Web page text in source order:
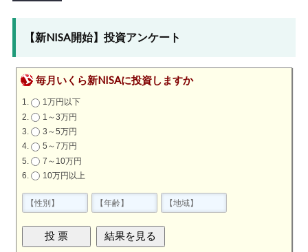
【新NISA開始】投資アンケート
毎月いくら新NISAに投資しますか
1万円以下
1～3万円
3～5万円
5～7万円
7～10万円
10万円以上